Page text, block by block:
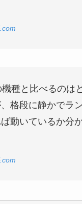
種と比べるのは
格段に静かでラ
動いているか分